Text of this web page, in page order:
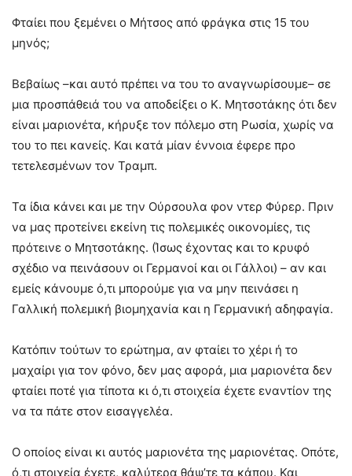
Φταίει που ξεμένει ο Μήτσος από φράγκα στις 15 του
μηνός;
Βεβαίως –και αυτό πρέπει να του το αναγνωρίσουμε– σε
μια προσπάθειά του να αποδείξει ο Κ. Μητσοτάκης ότι δεν
είναι μαριονέτα, κήρυξε τον πόλεμο στη Ρωσία, χωρίς να
του το πει κανείς. Και κατά μίαν έννοια έφερε προ
τετελεσμένων τον Τραμπ.
Τα ίδια κάνει και με την Ούρσουλα φον ντερ Φύρερ. Πριν
να μας προτείνει εκείνη τις πολεμικές οικονομίες, τις
πρότεινε ο Μητσοτάκης. (Ίσως έχοντας και το κρυφό
σχέδιο να πεινάσουν οι Γερμανοί και οι Γάλλοι) – αν και
εμείς κάνουμε ό,τι μπορούμε για να μην πεινάσει η
Γαλλική πολεμική βιομηχανία και η Γερμανική αδηφαγία.
Κατόπιν τούτων το ερώτημα, αν φταίει το χέρι ή το
μαχαίρι για τον φόνο, δεν μας αφορά, μια μαριονέτα δεν
φταίει ποτέ για τίποτα κι ό,τι στοιχεία έχετε εναντίον της
να τα πάτε στον εισαγγελέα.
Ο οποίος είναι κι αυτός μαριονέτα της μαριονέτας. Οπότε,
ό,τι στοιχεία έχετε, καλύτερα θάψ’τε τα κάπου. Και